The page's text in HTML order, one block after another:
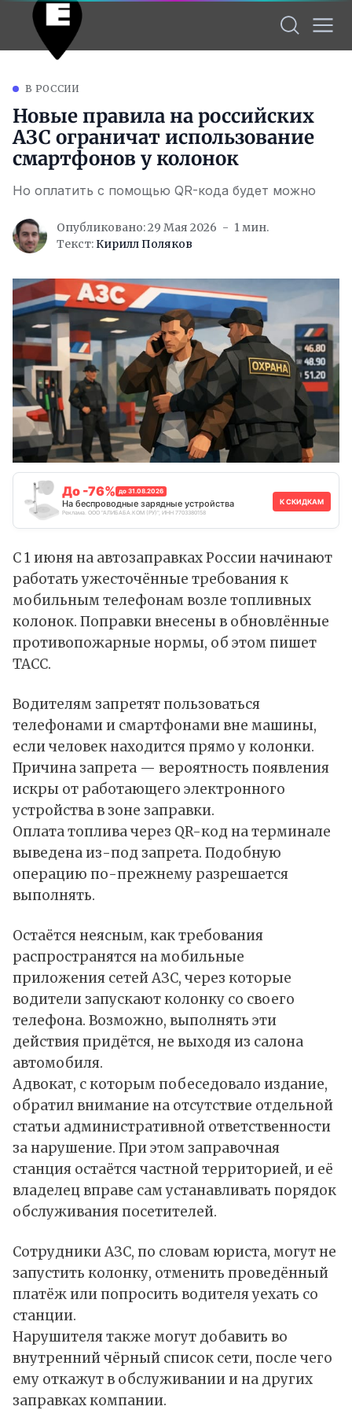
В РОССИИ
Новые правила на российских
АЗС ограничат использование
смартфонов у колонок
Но оплатить с помощью QR-кода будет можно
Опубликовано: 29 Мая 2026
1 мин.
Текст: Кирилл Поляков
До -76% до 31.08.2026
На беспроводные зарядные устройства
Реклама. ООО "АЛИБАБА.КОМ (РУ)", ИНН 7703380158
К СКИДКАМ
С 1 июня на автозаправках России начинают
работать ужесточённые требования к
мобильным телефонам возле топливных
колонок. Поправки внесены в обновлённые
противопожарные нормы, об этомпишет
ТАСС.
Водителям запретят пользоваться
телефонами и смартфонами вне машины,
если человек находится прямо у колонки.
Причина запрета — вероятность появления
искры от работающего электронного
устройства в зоне заправки.
Оплата топлива через QR-код на терминале
выведена из-под запрета. Подобную
операцию по-прежнему разрешается
выполнять.
Остаётся неясным, как требования
распространятся на мобильные
приложения сетей АЗС, через которые
водители запускают колонку со своего
телефона. Возможно, выполнять эти
действия придётся, не выходя из салона
автомобиля.
Адвокат, с которым побеседовало издание,
обратил внимание на отсутствие отдельной
статьи административной ответственности
за нарушение. При этом заправочная
станция остаётся частной территорией, и её
владелец вправе сам устанавливать порядок
обслуживания посетителей.
Сотрудники АЗС, по словам юриста, могут не
запустить колонку, отменить проведённый
платёж или попросить водителя уехать со
станции.
Нарушителя также могут добавить во
внутренний чёрный список сети, после чего
ему откажут в обслуживании и на других
заправках компании.